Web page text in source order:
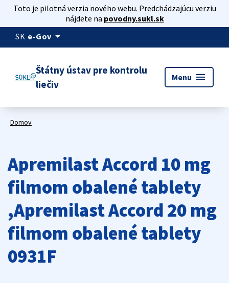
Toto je pilotná verzia nového webu. Predchádzajúcu verziu
nájdete na povodny.sukl.sk
SK e-Gov arrow_drop_down
Štátny ústav pre kontrolu
liečiv
Menu menu
Domov
Apremilast Accord 10 mg
filmom obalené tablety
,Apremilast Accord 20 mg
filmom obalené tablety
0931F